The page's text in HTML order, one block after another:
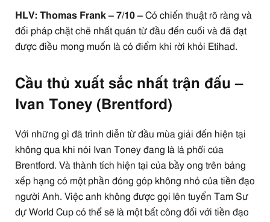
HLV: Thomas Frank – 7/10 – Có chiến thuật rõ ràng và
đối pháp chặt chẽ nhất quán từ đầu đến cuối và đã đạt
được điều mong muốn là có điểm khi rời khỏi Etihad.
Cầu thủ xuất sắc nhất trận đấu –
Ivan Toney (Brentford)
Với những gì đã trình diễn từ đầu mùa giải đến hiện tại
không qua khi nói Ivan Toney đang là lá phổi của
Brentford. Và thành tích hiện tại của bầy ong trên bảng
xếp hạng có một phần đóng góp không nhỏ của tiền đạo
người Anh. Việc anh không được gọi lên tuyển Tam Sư
dự World Cup có thể sẽ là một bất công đối với tiền đạo